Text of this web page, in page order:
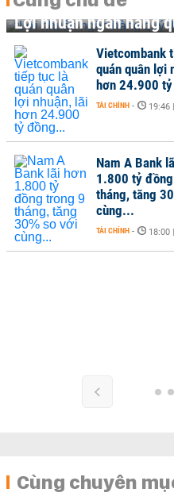
Lợi nhuận ngân hàng
Vietcombank
quán quân lợi
hơn 24.900
TÀI CHÍNH - 19:46
Nam A Bank
1.800 tỷ
tháng, tăng
cùng...
TÀI CHÍNH - 18:00
Cùng chuyên